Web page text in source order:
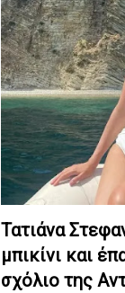
Τατιάνα
μπικίνι και
σχόλιο της